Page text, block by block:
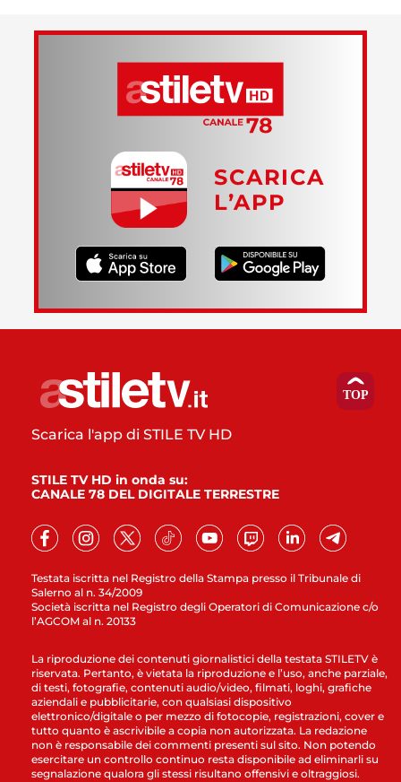
SCARICA
L’APP
Testata iscritta nel Registro della Stampa presso il Tribunale di
Salerno al n. 34/2009
Società iscritta nel Registro degli Operatori di Comunicazione c/o
l’AGCOM al n. 20133
Scarica l'app di STILE TV HD
STILE TV HD in onda su:
CANALE 78 DEL DIGITALE TERRESTRE
La riproduzione dei contenuti giornalistici della testata STILETV è
riservata. Pertanto, è vietata la riproduzione e l’uso, anche parziale,
di testi, fotografie, contenuti audio/video, filmati, loghi, grafiche
aziendali e pubblicitarie, con qualsiasi dispositivo
elettronico/digitale o per mezzo di fotocopie, registrazioni, cover e
tutto quanto è ascrivibile a copia non autorizzata. La redazione
non è responsabile dei commenti presenti sul sito. Non potendo
esercitare un controllo continuo resta disponibile ad eliminarli su
segnalazione qualora gli stessi risultano offensivi e oltraggiosi.